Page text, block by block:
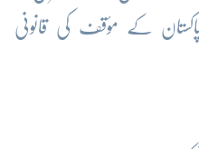
پاکستان کے مؤقف کی قانونی